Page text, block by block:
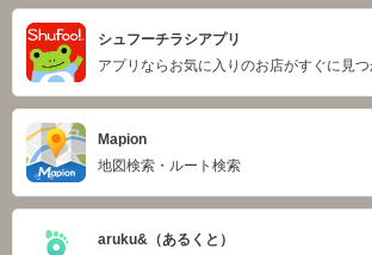
シュフーチラシアプリ
アプリならお気に入りのお店がすぐに見つ
Mapion
地図検索・ルート検索
aruku&（あるくと）